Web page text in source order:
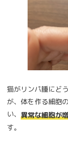
猫がリンパ腫にど
が、体を作る細胞
い、 異常な細胞が
す。